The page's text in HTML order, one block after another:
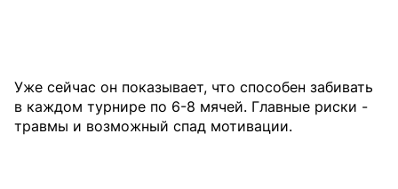
Уже сейчас он показывает, что способен забивать
в каждом турнире по 6-8 мячей. Главные риски -
травмы и возможный спад мотивации.